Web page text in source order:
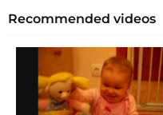
Recommended videos